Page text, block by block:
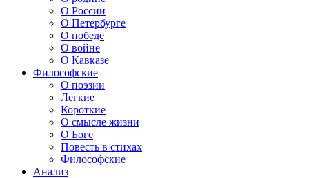
О России
О Петербурге
О победе
О войне
О Кавказе
Философские
О поэзии
Легкие
Короткие
О смысле жизни
О Боге
Повесть в стихах
Философские
Анализ